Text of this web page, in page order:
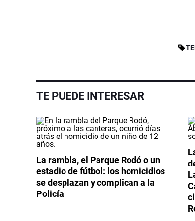
TE PUEDE INTERESAR
La rambla, el Parque Rodó o un
estadio de fútbol: los homicidios
se desplazan y complican a la
Policía